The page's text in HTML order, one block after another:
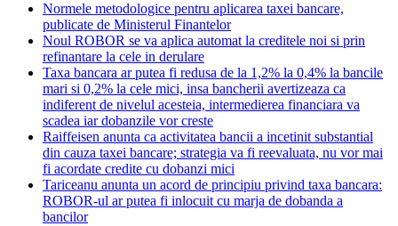
Normele metodologice pentru aplicarea taxei bancare,
publicate de Ministerul Finantelor
Noul ROBOR se va aplica automat la creditele noi si prin
refinantare la cele in derulare
Taxa bancara ar putea fi redusa de la 1,2% la 0,4% la bancile
mari si 0,2% la cele mici, insa bancherii avertizeaza ca
indiferent de nivelul acesteia, intermedierea financiara va
scadea iar dobanzile vor creste
Raiffeisen anunta ca activitatea bancii a incetinit substantial
din cauza taxei bancare; strategia va fi reevaluata, nu vor mai
fi acordate credite cu dobanzi mici
Tariceanu anunta un acord de principiu privind taxa bancara:
ROBOR-ul ar putea fi inlocuit cu marja de dobanda a
bancilor